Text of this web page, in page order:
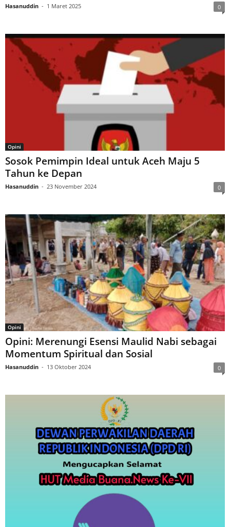
Hasanuddin - 1 Maret 2025 0
Opini
Sosok Pemimpin Ideal untuk Aceh Maju 5
Tahun ke Depan
Hasanuddin - 23 November 2024 0
Opini
Opini: Merenungi Esensi Maulid Nabi sebagai
Momentum Spiritual dan Sosial
Hasanuddin - 13 Oktober 2024 0